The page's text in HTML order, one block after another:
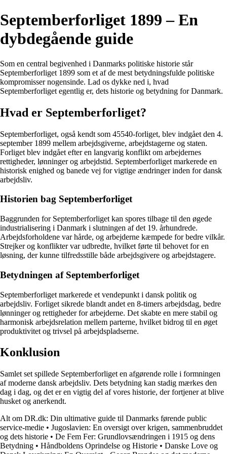
Septemberforliget 1899 – En
dybdegående guide
Som en central begivenhed i Danmarks politiske historie står
Septemberforliget 1899 som et af de mest betydningsfulde politiske
kompromisser nogensinde. Lad os dykke ned i, hvad
Septemberforliget egentlig er, dets historie og betydning for Danmark.
Hvad er Septemberforliget?
Septemberforliget, også kendt som 45540-forliget, blev indgået den 4.
september 1899 mellem arbejdsgiverne, arbejdstagerne og staten.
Forliget blev indgået efter en langvarig konflikt om arbejdernes
rettigheder, lønninger og arbejdstid. Septemberforliget markerede en
historisk enighed og banede vej for vigtige ændringer inden for dansk
arbejdsliv.
Historien bag Septemberforliget
Baggrunden for Septemberforliget kan spores tilbage til den øgede
industrialisering i Danmark i slutningen af det 19. århundrede.
Arbejdsforholdene var hårde, og arbejderne kæmpede for bedre vilkår.
Strejker og konflikter var udbredte, hvilket førte til behovet for en
løsning, der kunne tilfredsstille både arbejdsgivere og arbejdstagere.
Betydningen af Septemberforliget
Septemberforliget markerede et vendepunkt i dansk politik og
arbejdsliv. Forliget sikrede blandt andet en 8-timers arbejdsdag, bedre
lønninger og rettigheder for arbejderne. Det skabte en mere stabil og
harmonisk arbejdsrelation mellem parterne, hvilket bidrog til en øget
produktivitet og trivsel på arbejdspladserne.
Konklusion
Samlet set spillede Septemberforliget en afgørende rolle i formningen
af moderne dansk arbejdsliv. Dets betydning kan stadig mærkes den
dag i dag, og det er en vigtig del af vores historie, der fortjener at blive
husket og anerkendt.
Alt om DR.dk: Din ultimative guide til Danmarks førende public
service-medie • Jugoslavien: En oversigt over krigen, sammenbruddet
og dets historie • De Fem Fer: Grundlovsændringen i 1915 og dens
Betydning • Håndboldens Oprindelse og Historie • Danske Love og